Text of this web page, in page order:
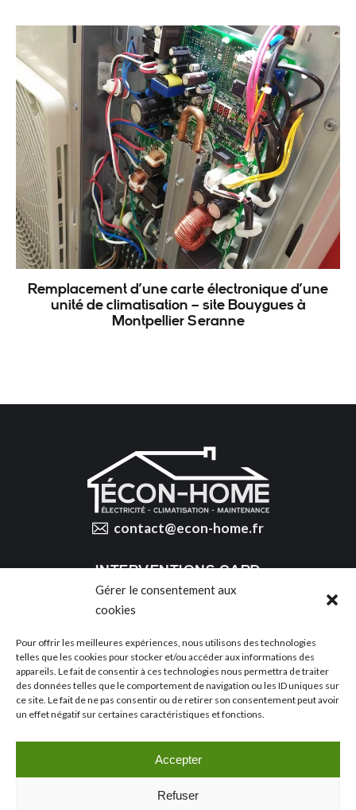
Gérer le consentement aux
cookies
Pour offrir les meilleures expériences, nous utilisons des technologies
telles que les cookies pour stocker et/ou accéder aux informations des
appareils. Le fait de consentir à ces technologies nous permettra de traiter
des données telles que le comportement de navigation ou les ID uniques sur
ce site. Le fait de ne pas consentir ou de retirer son consentement peut avoir
un effet négatif sur certaines caractéristiques et fonctions.
Accepter
Refuser
Remplacement d’une carte électronique d’une
unité de climatisation – site Bouygues à
Montpellier Seranne
contact@econ-home.fr
INTERVENTIONS GARD
INTERVENTIONS HÉRAULT
06.16.78.36.92
SUIVEZ-NOUS SUR